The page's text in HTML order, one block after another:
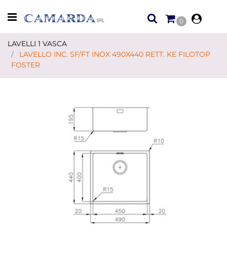
Open menu
0
LAVELLI 1 VASCA
LAVELLO INC. SF/FT INOX 490X440 RETT. KE FILOTOP
FOSTER